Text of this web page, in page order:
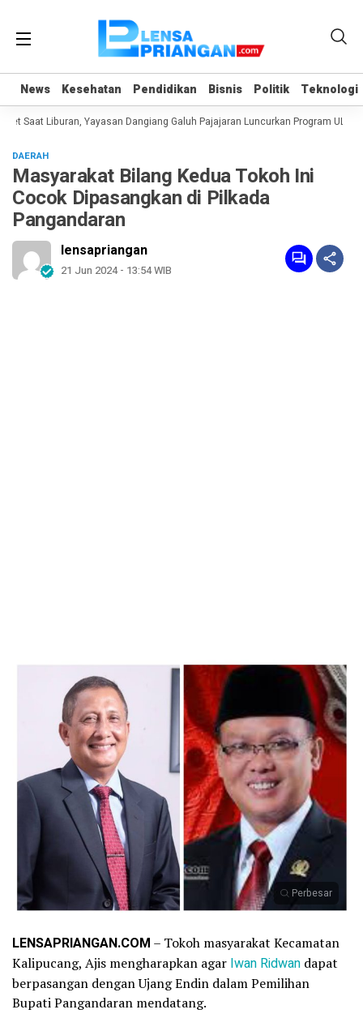
News Kesehatan Pendidikan Bisnis Politik Teknologi
News Kesehatan Pendidikan Bisnis Politik Teknologi
Saat Liburan, Yayasan Dangiang Galuh Pajajaran Luncurkan Program ULAS
DAERAH
Masyarakat Bilang Kedua Tokoh Ini
Cocok Dipasangkan di Pilkada
Pangandaran
lensapriangan
21 Jun 2024 - 13:54 WIB
Perbesar
LENSAPRIANGAN.COM – Tokoh masyarakat Kecamatan
Kalipucang, Ajis mengharapkan agar Iwan Ridwan dapat
berpasangan dengan Ujang Endin dalam Pemilihan
Bupati Pangandaran mendatang.